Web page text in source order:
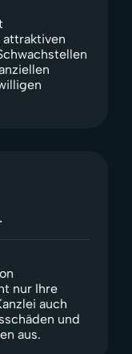
attraktiven
nur Ihre
auch
und
aus.